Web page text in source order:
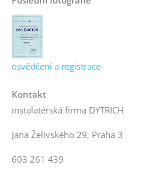
osvědčení a registrace
Kontakt
instalatérská firma DYTRICH
Jana Želivského 29, Praha 3
603 261 439